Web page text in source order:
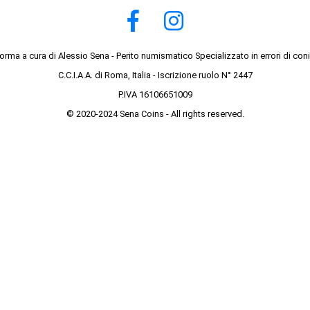
a cura di Alessio Sena - Perito numismatico Specializzato in errori di
C.C.I.A.A. di Roma, Italia - Iscrizione ruolo N° 2447
P.IVA 16106651009
© 2020-2024 Sena Coins - All rights reserved.